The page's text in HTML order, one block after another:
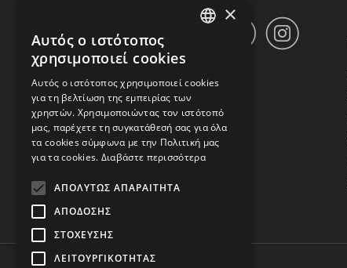
×
Αυτός ο ιστότοπος
χρησιμοποιεί cookies
Αυτός ο ιστότοπος χρησιμοποιεί cookies
για τη βελτίωση της εμπειρίας των
χρηστών. Χρησιμοποιώντας τον ιστότοπό
μας, παρέχετε τη συγκατάθεσή σας για όλα
τα cookies σύμφωνα με την Πολιτική μας
για τα cookies. Διαβάστε περισσότερα
ΑΠΟΛΎΤΩΣ ΑΠΑΡΑΊΤΗΤΑ
ΑΠΌΔΟΣΗΣ
ΣΤΌΧΕΥΣΗΣ
ΛΕΙΤΟΥΡΓΙΚΌΤΗΤΑΣ